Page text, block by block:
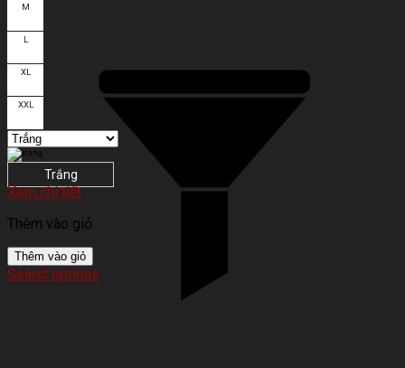
M
L
XL
XXL
Trắng
Xem chi tiết
Thêm vào giỏ
Thêm vào giỏ
Select options